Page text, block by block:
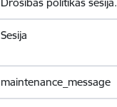
Sesija
maintenance_message